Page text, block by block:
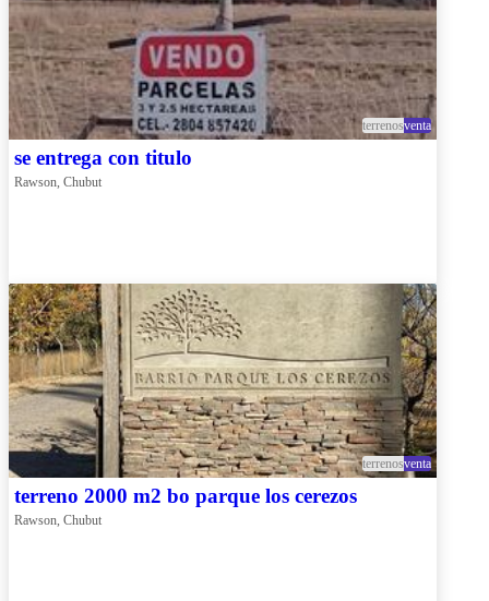
terrenosventa
se entrega con titulo
Rawson, Chubut
terrenosventa
terreno 2000 m2 bo parque los cerezos
Rawson, Chubut